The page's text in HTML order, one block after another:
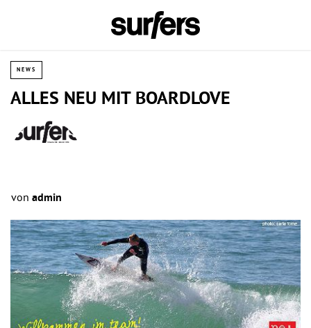
NEWS
ALLES NEU MIT BOARDLOVE
von admin